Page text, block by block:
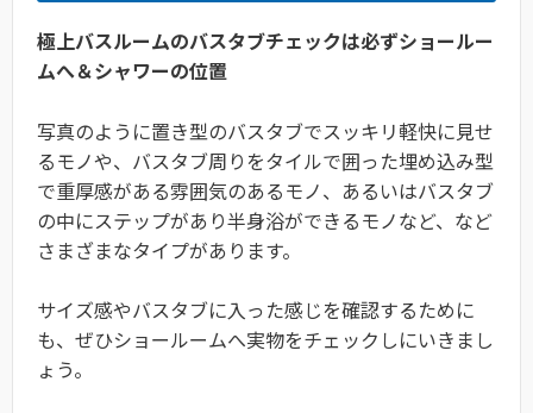
極上バスルームのバスタブチェックは必ずショールー
ムへ＆シャワーの位置
写真のように置き型のバスタブでスッキリ軽快に見せ
るモノや、バスタブ周りをタイルで囲った埋め込み型
で重厚感がある雰囲気のあるモノ、あるいはバスタブ
の中にステップがあり半身浴ができるモノなど、など
さまざまなタイプがあります。
サイズ感やバスタブに入った感じを確認するために
も、ぜひショールームへ実物をチェックしにいきまし
ょう。